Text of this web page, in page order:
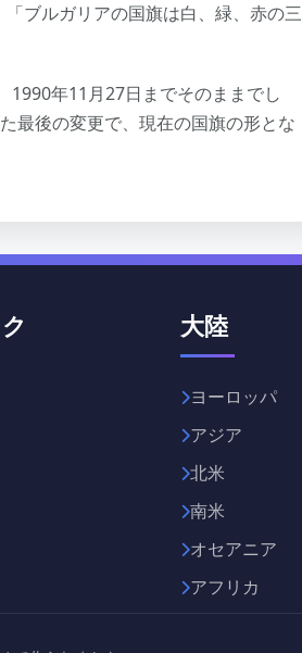
ブルガリアの国旗は白、緑、赤の三
1990年11月27日までそのままでし
最後の変更で、現在の国旗の形とな
大陸
ヨーロッパ
アジア
北米
南米
オセアニア
アフリカ